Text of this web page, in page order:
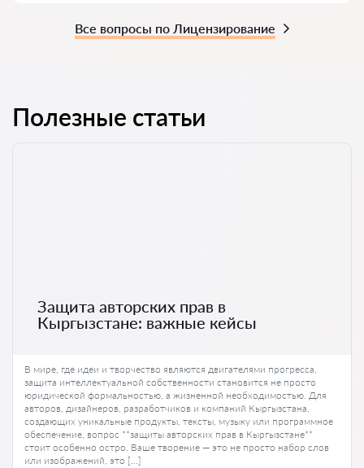
Все вопросы по Лицензирование
Полезные статьи
Защита авторских прав в
Кыргызстане: важные кейсы
В мире, где идеи и творчество являются двигателями прогресса,
защита интеллектуальной собственности становится не просто
юридической формальностью, а жизненной необходимостью. Для
авторов, дизайнеров, разработчиков и компаний Кыргызстана,
создающих уникальные продукты, тексты, музыку или программное
обеспечение, вопрос **защиты авторских прав в Кыргызстане**
стоит особенно остро. Ваше творение — это не просто набор слов
или изображений, это […]